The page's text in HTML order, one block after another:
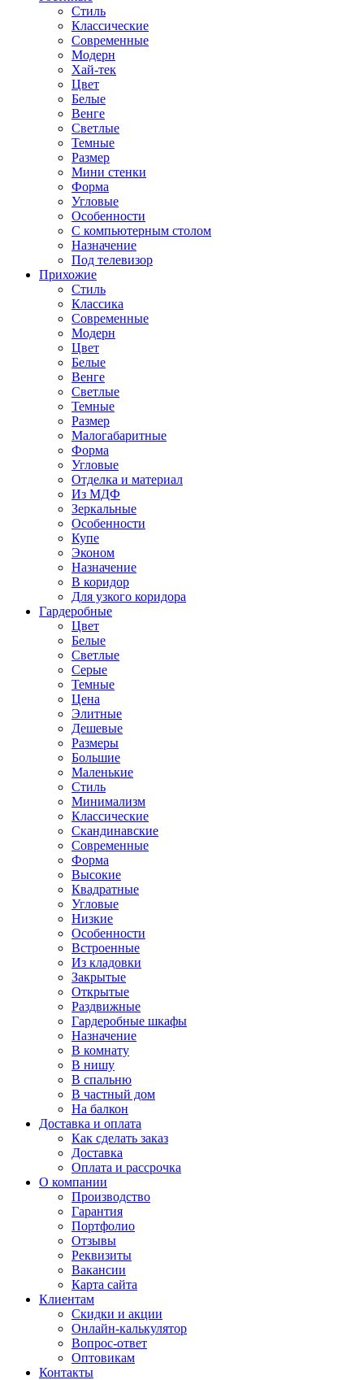
Стиль
Классические
Современные
Модерн
Хай-тек
Цвет
Белые
Венге
Светлые
Темные
Размер
Мини стенки
Форма
Угловые
Особенности
С компьютерным столом
Назначение
Под телевизор
Прихожие
Стиль
Классика
Современные
Модерн
Цвет
Белые
Венге
Светлые
Темные
Размер
Малогабаритные
Форма
Угловые
Отделка и материал
Из МДФ
Зеркальные
Особенности
Купе
Эконом
Назначение
В коридор
Для узкого коридора
Гардеробные
Цвет
Белые
Светлые
Серые
Темные
Цена
Элитные
Дешевые
Размеры
Большие
Маленькие
Стиль
Минимализм
Классические
Скандинавские
Современные
Форма
Высокие
Квадратные
Угловые
Низкие
Особенности
Встроенные
Из кладовки
Закрытые
Открытые
Раздвижные
Гардеробные шкафы
Назначение
В комнату
В нишу
В спальню
В частный дом
На балкон
Доставка и оплата
Как сделать заказ
Доставка
Оплата и рассрочка
О компании
Производство
Гарантия
Портфолио
Отзывы
Реквизиты
Вакансии
Карта сайта
Клиентам
Скидки и акции
Онлайн-калькулятор
Вопрос-ответ
Оптовикам
Контакты